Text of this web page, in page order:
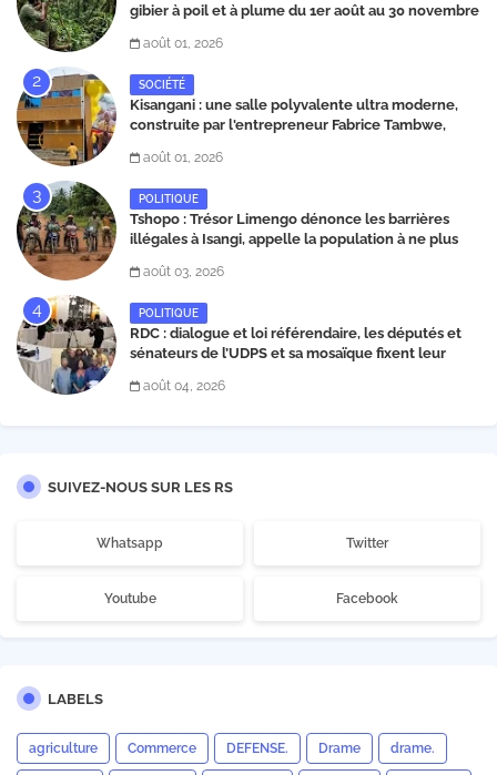
gibier à poil et à plume du 1er août au 30 novembre
août 01, 2026
SOCIÉTÉ
Kisangani : une salle polyvalente ultra moderne,
construite par l'entrepreneur Fabrice Tambwe,
août 01, 2026
POLITIQUE
Tshopo : Trésor Limengo dénonce les barrières
illégales à Isangi, appelle la population à ne plus
août 03, 2026
POLITIQUE
RDC : dialogue et loi référendaire, les députés et
sénateurs de l’UDPS et sa mosaïque fixent leur
Matata
août 04, 2026
SUIVEZ-NOUS SUR LES RS
Whatsapp Twitter
Youtube Facebook
LABELS
agriculture Commerce DEFENSE. Drame drame.